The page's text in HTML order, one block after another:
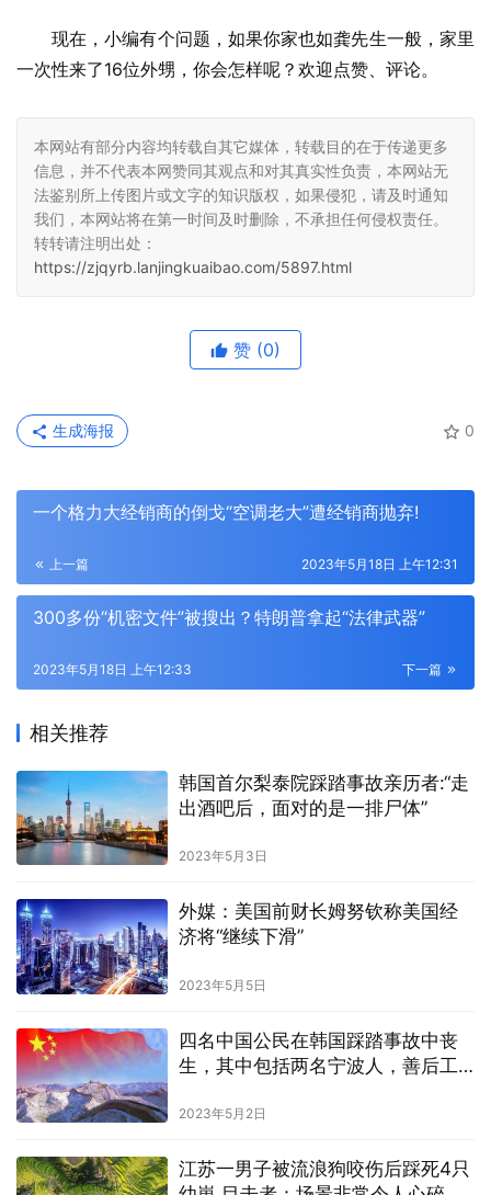
现在，小编有个问题，如果你家也如龚先生一般，家里
一次性来了16位外甥，你会怎样呢？欢迎点赞、评论。
本网站有部分内容均转载自其它媒体，转载目的在于传递更多
信息，并不代表本网赞同其观点和对其真实性负责，本网站无
法鉴别所上传图片或文字的知识版权，如果侵犯，请及时通知
我们，本网站将在第一时间及时删除，不承担任何侵权责任。
转转请注明出处：
https://zjqyrb.lanjingkuaibao.com/5897.html
赞 (0)
0
生成海报
一个格力大经销商的倒戈“空调老大”遭经销商抛弃!
上一篇 2023年5月18日 上午12:31
300多份“机密文件”被搜出？特朗普拿起“法律武器”
下一篇
2023年5月18日 上午12:33
相关推荐
韩国首尔梨泰院踩踏事故亲历者:“走
出酒吧后，面对的是一排尸体”
2023年5月3日
外媒：美国前财长姆努钦称美国经
济将“继续下滑”
2023年5月5日
四名中国公民在韩国踩踏事故中丧
生，其中包括两名宁波人，善后工
2023年5月2日
江苏一男子被流浪狗咬伤后踩死4只